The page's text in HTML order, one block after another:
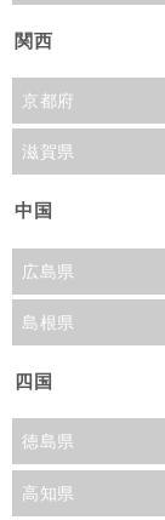
関西
京都府
滋賀県
中国
広島県
島根県
四国
徳島県
高知県